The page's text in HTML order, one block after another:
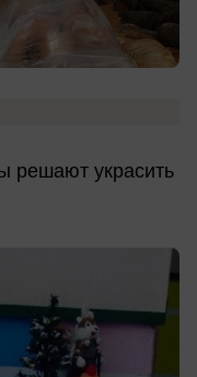
решают украсить